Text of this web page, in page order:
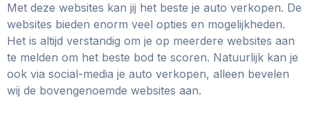
Met deze websites kan jij het beste je auto verkopen. De
websites bieden enorm veel opties en mogelijkheden.
Het is altijd verstandig om je op meerdere websites aan
te melden om het beste bod te scoren. Natuurlijk kan je
ook via social-media je auto verkopen, alleen bevelen
wij de bovengenoemde websites aan.